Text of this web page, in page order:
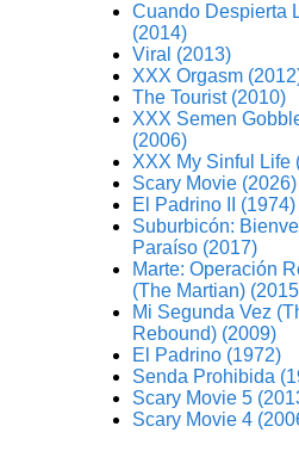
Cuando Despierta
(2014)
Viral (2013)
XXX Orgasm
The Tourist (2010)
XXX Semen
(2006)
XXX My Sinful Life
Scary Movie (2026)
El Padrino II (1974)
Suburbicón:
Paraíso (2017)
Marte: Operación
(The Martian)
Mi Segunda Vez
Rebound) (2009)
El Padrino (1972)
Senda Prohibida
Scary Movie 5
Scary Movie 4